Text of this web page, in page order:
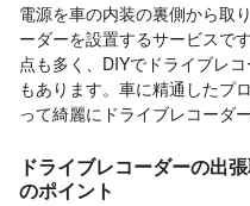
電源を車の内装の裏側から取
ーダーを設置するサービスで
点も多く、DIYでドライブレ
もあります。車に精通したプ
って綺麗にドライブレコーダ
ドライブレコーダーの出
のポイント